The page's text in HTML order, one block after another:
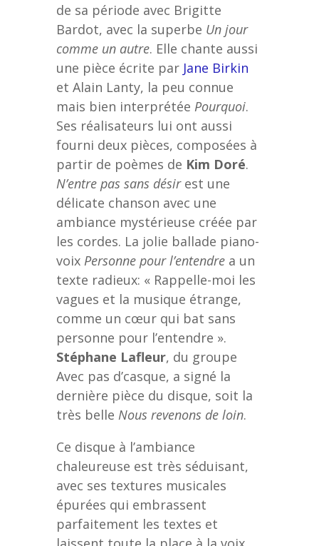
de sa période avec Brigitte
Bardot, avec la superbe Un jour
comme un autre. Elle chante aussi
une pièce écrite par Jane Birkin
et Alain Lanty, la peu connue
mais bien interprétée Pourquoi.
Ses réalisateurs lui ont aussi
fourni deux pièces, composées à
partir de poèmes de Kim Doré.
N’entre pas sans désirest une
délicate chanson avec une
ambiance mystérieuse créée par
les cordes. La jolie ballade piano-
voix Personne pour l’entendre a un
texte radieux: « Rappelle-moi les
vagues et la musique étrange,
comme un cœur qui bat sans
personne pour l’entendre ».
Stéphane Lafleur, du groupe
Avec pas d’casque, a signé la
dernière pièce du disque, soit la
très belle Nous revenons de loin.
Ce disque à l’ambiance
chaleureuse est très séduisant,
avec ses textures musicales
épurées qui embrassent
parfaitement les textes et